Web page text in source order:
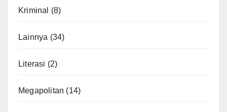
Kriminal (8)
Lainnya (34)
Literasi (2)
Megapolitan (14)